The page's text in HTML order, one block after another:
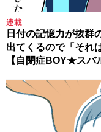
連載
日付の記憶力が抜群
出てくるので「それ
【自閉症BOY★スバ